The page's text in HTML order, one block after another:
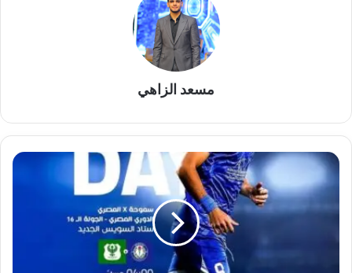
مسعد الزاهي
سموحة
المصري
بالدوري
المربع